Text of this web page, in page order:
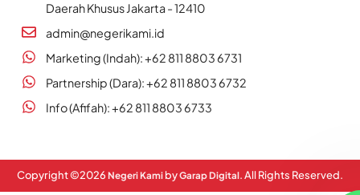
Daerah Khusus Jakarta - 12410
admin@negerikami.id
Marketing (Indah): +62 811 8803 6731
Partnership (Dara): +62 811 8803 6732
Info (Afifah): +62 811 8803 6733
Copyright ©2026 Negeri Kami byGarap Digital. All Rights Reserved.